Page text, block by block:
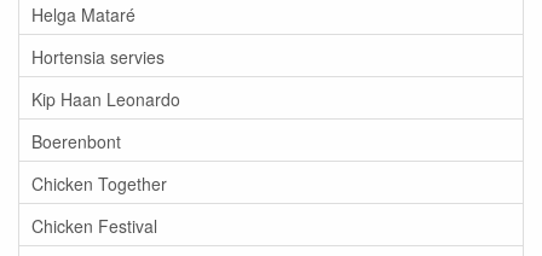
Helga Mataré
Hortensia servies
Kip Haan Leonardo
Boerenbont
Chicken Together
Chicken Festival